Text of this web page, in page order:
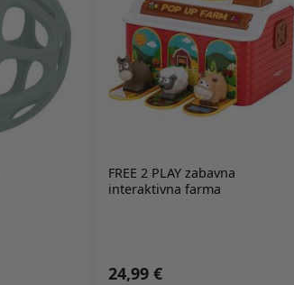
FREE 2 PLAY zabavna
interaktivna farma
24,99 €